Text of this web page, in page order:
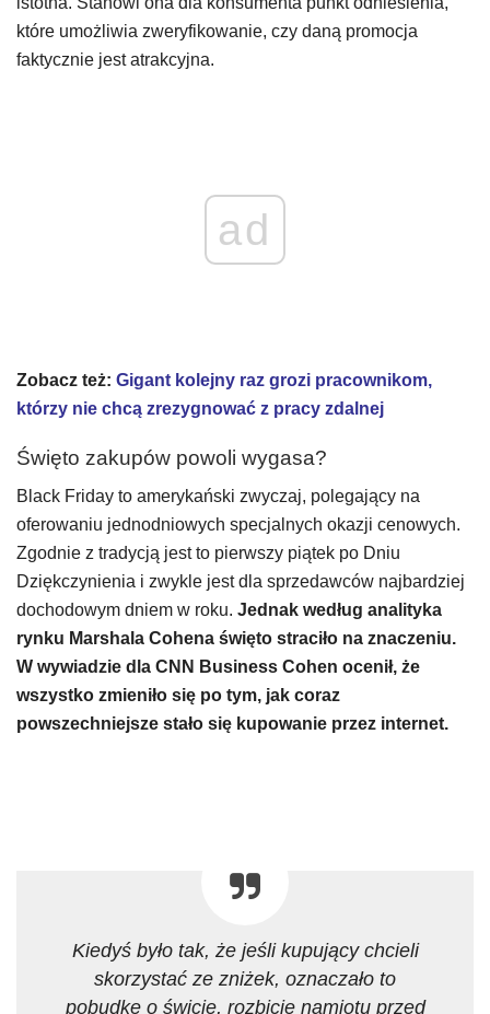
które umożliwia zweryfikowanie, czy daną promocja
faktycznie jest atrakcyjna.
ad
Zobacz też: Gigant kolejny raz grozi pracownikom,
którzy nie chcą zrezygnować z pracy zdalnej
Święto zakupów powoli wygasa?
Black Friday to amerykański zwyczaj, polegający na
oferowaniu jednodniowych specjalnych okazji cenowych.
Zgodnie z tradycją jest to pierwszy piątek po Dniu
Dziękczynienia i zwykle jest dla sprzedawców najbardziej
dochodowym dniem w roku. Jednak według analityka
rynku Marshala Cohena święto straciło na znaczeniu.
W wywiadzie dla CNN Business Cohen ocenił, że
wszystko zmieniło się po tym, jak coraz
powszechniejsze stało się kupowanie przez internet.
Kiedyś było tak, że jeśli kupujący chcieli
skorzystać ze zniżek, oznaczało to
pobudkę o świcie, rozbicie namiotu przed